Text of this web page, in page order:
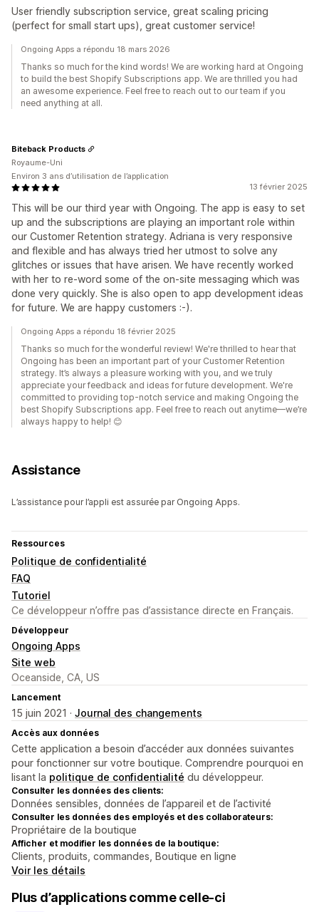
User friendly subscription service, great scaling pricing
(perfect for small start ups), great customer service!
Ongoing Apps a répondu 18 mars 2026
Thanks so much for the kind words! We are working hard at Ongoing
to build the best Shopify Subscriptions app. We are thrilled you had
an awesome experience. Feel free to reach out to our team if you
need anything at all.
13 février 2025
This will be our third year with Ongoing. The app is easy to set
up and the subscriptions are playing an important role within
our Customer Retention strategy. Adriana is very responsive
and flexible and has always tried her utmost to solve any
glitches or issues that have arisen. We have recently worked
with her to re-word some of the on-site messaging which was
done very quickly. She is also open to app development ideas
for future. We are happy customers :-).
Biteback Products
Royaume-Uni
Environ 3 ans d’utilisation de l’application
Ongoing Apps a répondu 18 février 2025
Thanks so much for the wonderful review! We're thrilled to hear that
Ongoing has been an important part of your Customer Retention
strategy. It’s always a pleasure working with you, and we truly
appreciate your feedback and ideas for future development. We're
committed to providing top-notch service and making Ongoing the
best Shopify Subscriptions app. Feel free to reach out anytime—we’re
always happy to help! 😊
Assistance
L’assistance pour l’appli est assurée par Ongoing Apps.
Ressources
Politique de confidentialité
FAQ
Tutoriel
Ce développeur n’offre pas d’assistance directe en Français.
Développeur
Ongoing Apps
Site web
Oceanside, CA, US
Lancement
15 juin 2021 · Journal des changements
Accès aux données
Cette application a besoin d’accéder aux données suivantes
pour fonctionner sur votre boutique. Comprendre pourquoi en
lisant la politique de confidentialité du développeur.
Consulter les données des clients:
Données sensibles, données de l’appareil et de l’activité
Consulter les données des employés et des collaborateurs:
Propriétaire de la boutique
Afficher et modifier les données de la boutique:
Clients, produits, commandes, Boutique en ligne
Voir les détails
Plus d’applications comme celle-ci